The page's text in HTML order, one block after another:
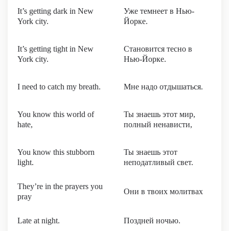
It’s getting dark in New
York city.
Уже темнеет в Нью-
Йорке.
It’s getting tight in New
York city.
Становится тесно в
Нью-Йорке.
I need to catch my breath. Мне надо отдышаться.
You know this world of
hate,
Ты знаешь этот мир,
полный ненависти,
You know this stubborn
light.
Ты знаешь этот
неподатливый свет.
They’re in the prayers you
pray
Они в твоих молитвах
Late at night. Поздней ночью.